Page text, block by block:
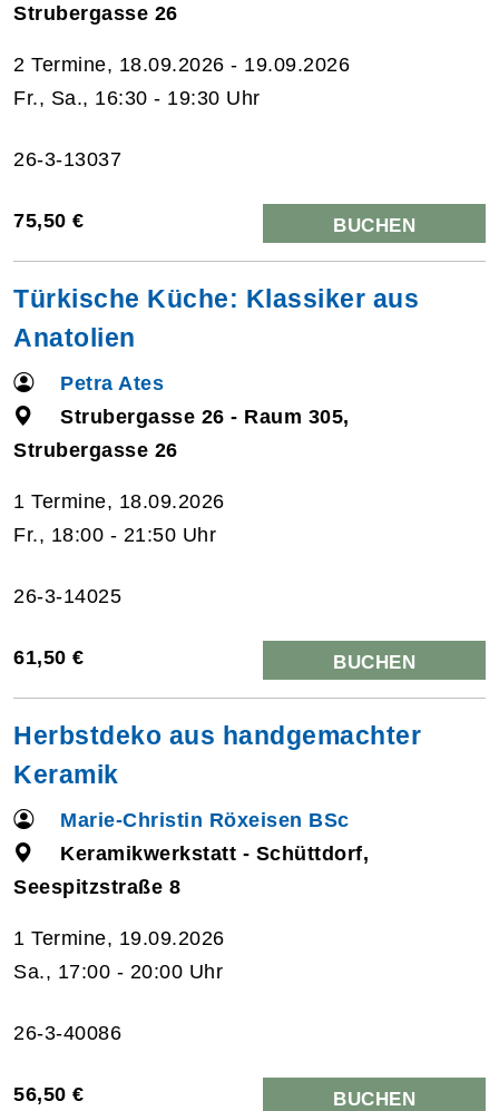
Strubergasse 26
2 Termine, 18.09.2026 - 19.09.2026
Fr., Sa., 16:30 - 19:30 Uhr
26-3-13037
75,50 € BUCHEN
Türkische Küche: Klassiker aus
Anatolien
Petra Ates
Strubergasse 26 - Raum 305,
Strubergasse 26
1 Termine, 18.09.2026
Fr., 18:00 - 21:50 Uhr
26-3-14025
61,50 € BUCHEN
Herbstdeko aus handgemachter
Keramik
Marie-Christin Röxeisen BSc
Keramikwerkstatt - Schüttdorf,
Seespitzstraße 8
1 Termine, 19.09.2026
Sa., 17:00 - 20:00 Uhr
26-3-40086
56,50 € BUCHEN